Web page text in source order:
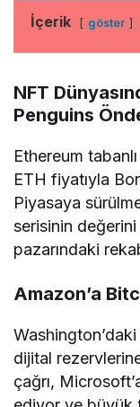
İçerik göster
NFT
Penguins
Ethereum
ETH fiyatıyla
Piyasaya
serisinin değerini
pazarındaki
Amazon’a
dijital
çağrı,